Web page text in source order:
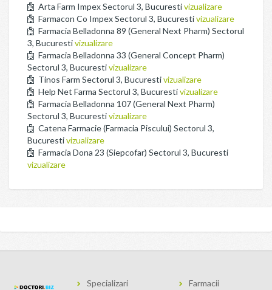
Arta Farm Impex Sectorul 3, Bucurestivizualizare
Farmacon Co Impex Sectorul 3, Bucurestivizualizare
Farmacia Belladonna 89 (General Next Pharm) Sectorul
3, Bucurestivizualizare
Farmacia Belladonna 33 (General Concept Pharm)
Sectorul 3, Bucurestivizualizare
Tinos Farm Sectorul 3, Bucurestivizualizare
Help Net Farma Sectorul 3, Bucurestivizualizare
Farmacia Belladonna 107 (General Next Pharm)
Sectorul 3, Bucurestivizualizare
Catena Farmacie (Farmacia Piscului) Sectorul 3,
Bucurestivizualizare
Farmacia Dona 23 (Siepcofar) Sectorul 3, Bucuresti
vizualizare
Specializari Farmacii